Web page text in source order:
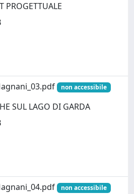
PROGETTUALE
non accessibile
SUL LAGO DI GARDA
non accessibile